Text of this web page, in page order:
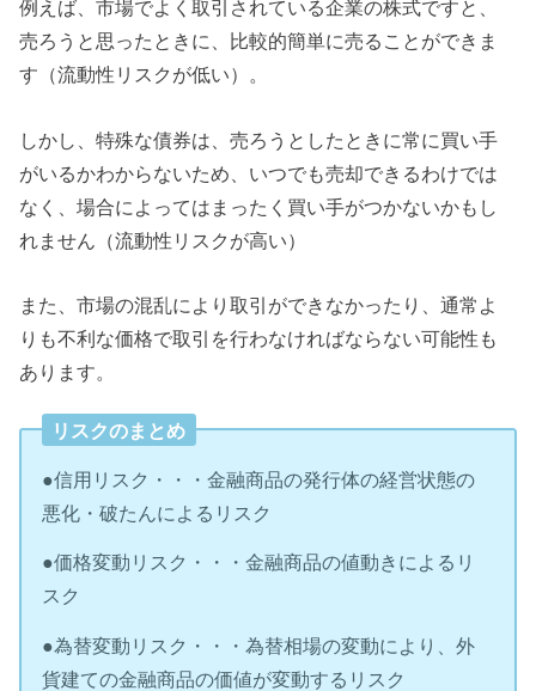
例えば、市場でよく取引されている企業の株式ですと、
売ろうと思ったときに、比較的簡単に売ることができま
す（流動性リスクが低い）。
しかし、特殊な債券は、売ろうとしたときに常に買い手
がいるかわからないため、いつでも売却できるわけでは
なく、場合によってはまったく買い手がつかないかもし
れません（流動性リスクが高い）
また、市場の混乱により取引ができなかったり、通常よ
りも不利な価格で取引を行わなければならない可能性も
あります。
リスクのまとめ
●信用リスク・・・金融商品の発行体の経営状態の
悪化・破たんによるリスク
●価格変動リスク・・・金融商品の値動きによるリ
スク
●為替変動リスク・・・為替相場の変動により、外
貨建ての金融商品の価値が変動するリスク